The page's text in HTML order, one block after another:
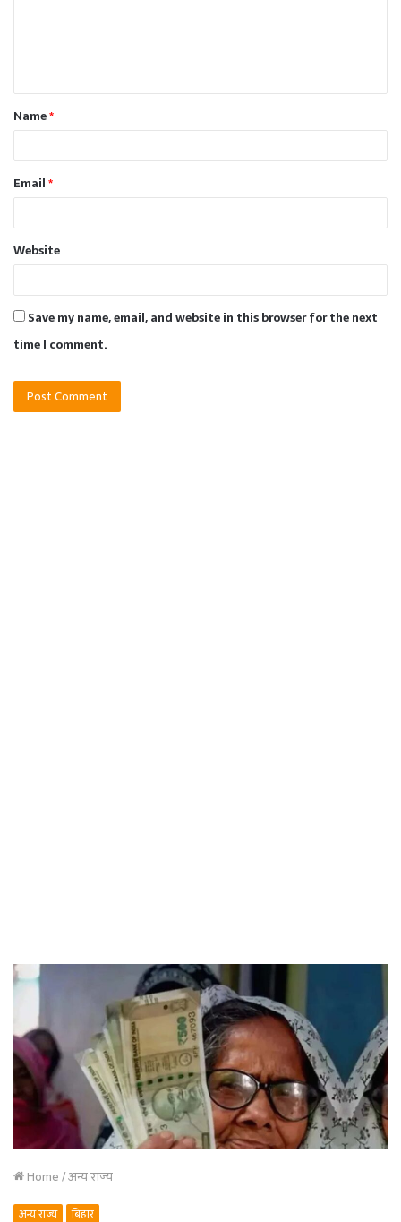
t
*Name*
Email*
Website
Save my name, email, and website in this browser for the next
time I comment.